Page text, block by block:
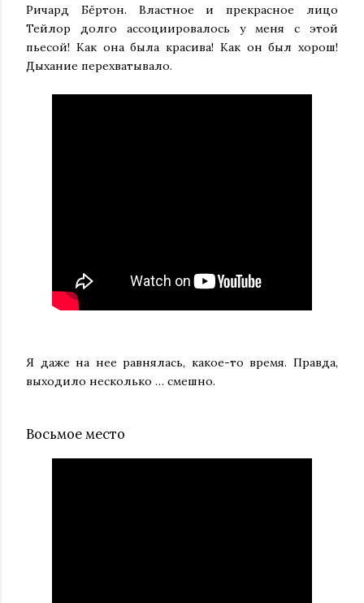
Ричард Бёртон. Властное и прекрасное лицо
Тейлор долго ассоциировалось у меня с этой
пьесой! Как она была красива! Как он был хорош!
Дыхание перехватывало.
Я даже на нее равнялась, какое-то время. Правда,
выходило несколько … смешно.
Восьмое место